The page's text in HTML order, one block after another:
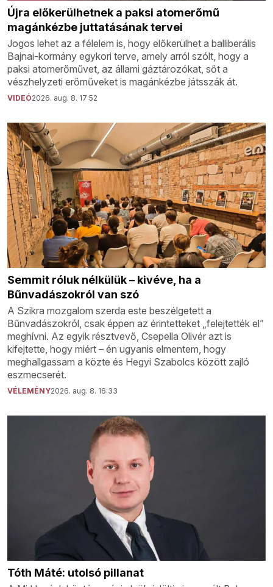
Újra előkerülhetnek a paksi atomerőmű
magánkézbe juttatásának tervei
Jogos lehet az a félelem is, hogy előkerülhet a balliberális
Bajnai-kormány egykori terve, amely arról szólt, hogy a
paksi atomerőművet, az állami gáztározókat, sőt a
vészhelyzeti erőműveket is magánkézbe játsszák át.
VIDEÓ2026. aug. 8. 17:52
Semmit róluk nélkülük – kivéve, ha a
Bűnvadászokról van szó
A Szikra mozgalom szerda este beszélgetett a
Bűnvadászokról, csak éppen az érintetteket „felejtették el”
meghívni. Az egyik résztvevő, Csepella Olivér azt is
kifejtette, hogy miért – én ugyanis elmentem, hogy
meghallgassam a közte és Hegyi Szabolcs között zajló
eszmecserét.
VÉLEMÉNY2026. aug. 8. 16:33
Tóth Máté: utolsó pillanat